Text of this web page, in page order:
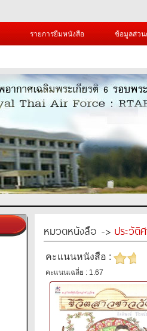
รายการยืมหนังสือ ข้อมูลส่ว
หมวดหนังสือ -> ประวัติ
คะแนนหนังสือ :
คะแนนเฉลี่ย : 1.67